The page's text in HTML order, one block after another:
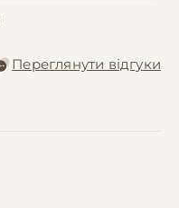
Переглянути відгуки